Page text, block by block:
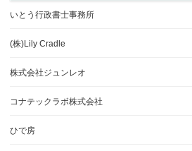
いとう行政書士事務所
(株)Lily Cradle
株式会社ジュンレオ
コナテックラボ株式会社
ひで房